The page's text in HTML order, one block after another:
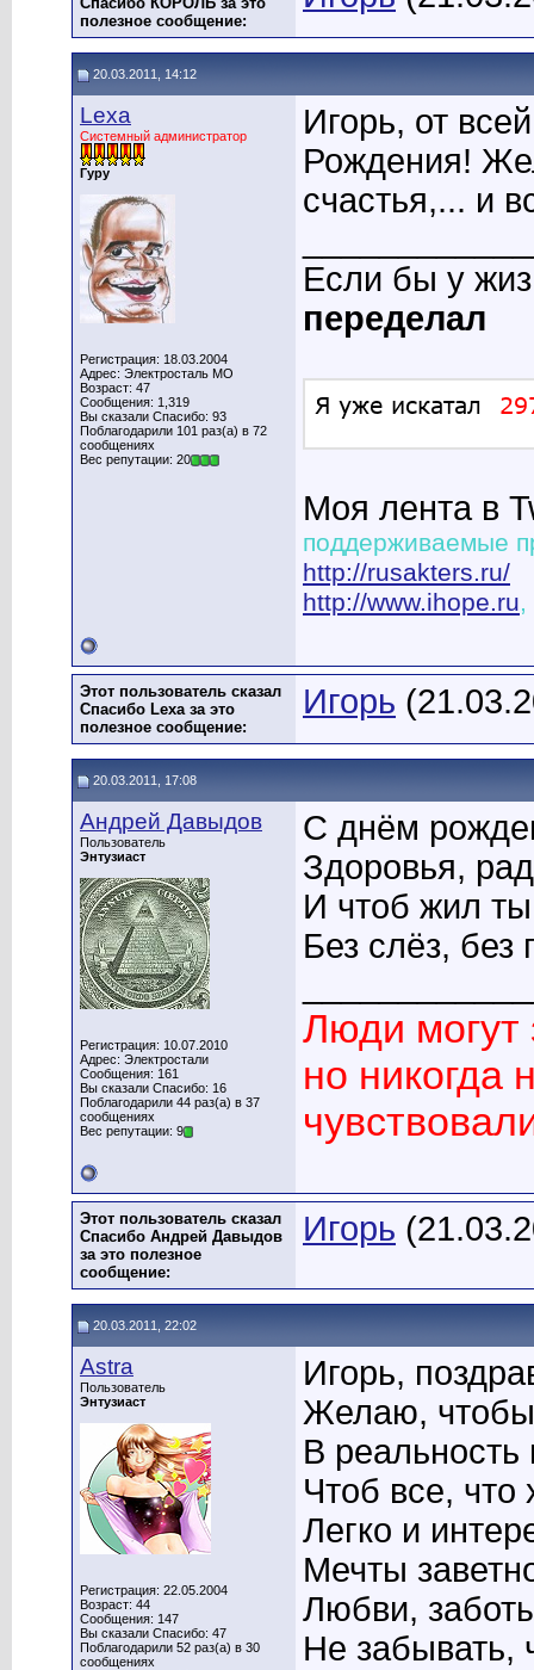
полезное сообщение:
20.03.2011, 14:12
Lexa
Системный администратор
Гуру
Регистрация: 18.03.2004
Адрес: Электросталь МО
Возраст: 47
Сообщения: 1,319
Вы сказали Спасибо: 93
Поблагодарили 101 раз(а) в 72
сообщениях
Вес репутации: 20
Игорь, от
Рождения!
счастья,... и
Если бы у
переделал
Моя лента в
поддерживаемые
http://rusakters.ru/
http://www.ihope.ru,
Этот пользователь сказал
Спасибо Lexa за это
полезное сообщение:
Игорь
20.03.2011, 17:08
Андрей Дaвыдoв
Пользователь
Энтузиаст
Регистрация: 10.07.2010
Адрес: Электростали
Сообщения: 161
Вы сказали Спасибо: 16
Поблагодарили 44 раз(а) в 37
сообщениях
Вес репутации: 9
С днём
Здоровья,
И чтоб жил
Без слёз, без
Люди могут
но никогда
Этот пользователь сказал
Спасибо Андрей Дaвыдoв
за это полезное
сообщение:
Игорь
20.03.2011, 22:02
Astra
Пользователь
Энтузиаст
Регистрация: 22.05.2004
Возраст: 44
Сообщения: 147
Вы сказали Спасибо: 47
Поблагодарили 52 раз(а) в 30
сообщениях
Игорь,
Желаю,
В реальность
Чтоб все, что
Легко и
Мечты
Любви,
Не забывать,